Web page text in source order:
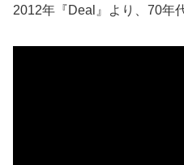
2012年『Deal』より、70年